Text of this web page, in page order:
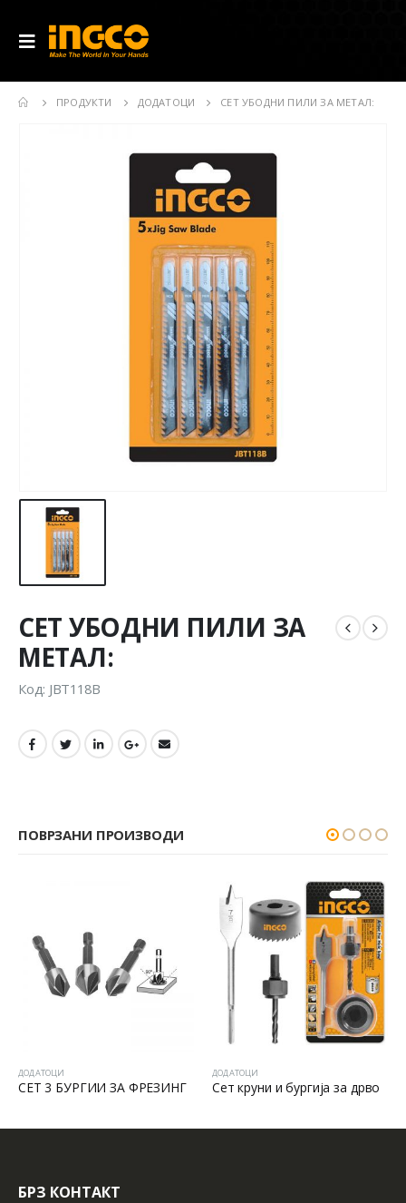
ПРОДУКТИ ДОДАТОЦИ СЕТ УБОДНИ ПИЛИ ЗА МЕТАЛ:
СЕТ УБОДНИ ПИЛИ ЗА
МЕТАЛ:
Код: JBT118B
ПОВРЗАНИ ПРОИЗВОДИ
ДОДАТОЦИ
Сет круни и бургија за дрво
ДОДАТОЦИ
БРЗ КОНТАКТ